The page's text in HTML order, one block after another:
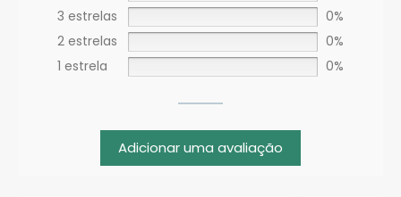
3 estrelas
0%
2 estrelas
0%
1 estrela
0%
Adicionar uma avaliação